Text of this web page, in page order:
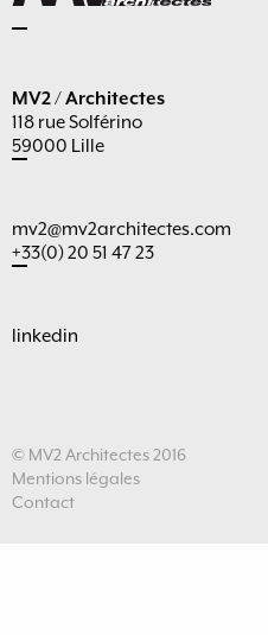
MV2 / Architectes
118 rue Solférino
59000 Lille
mv2@mv2architectes.com
+33(0) 20 51 47 23
linkedin
© MV2 Architectes 2016
Mentions légales
Contact